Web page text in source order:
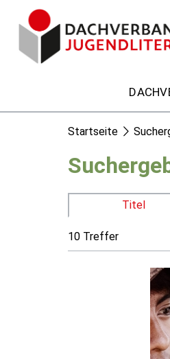
Startseite
Titel
10 Treffer